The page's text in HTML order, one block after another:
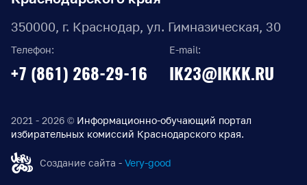
350000, г. Краснодар, ул. Гимназическая, 30
Телефон:
+7 (861) 268-29-16
E-mail:
IK23@IKKK.RU
2021 - 2026 © Информационно-обучающий портал
избирательных комиссий Краснодарского края.
Создание сайта - Very-good
Документы ИККК
Выборы Губернатора Краснодарского края
Краснодарского края
края
Правовые акты по выборам депутатов Государственной
Думы Федерального Собрания РФ восьмого созыва
Для участковой избирательной комиссии
Для членов участковых избирательных комиссий